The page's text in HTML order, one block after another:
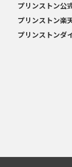
プリンストン公
プリンストン楽
プリンストンダ